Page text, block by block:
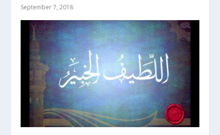
September 7, 2018